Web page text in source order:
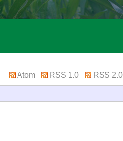
Atom RSS 1.0
RSS 2.0